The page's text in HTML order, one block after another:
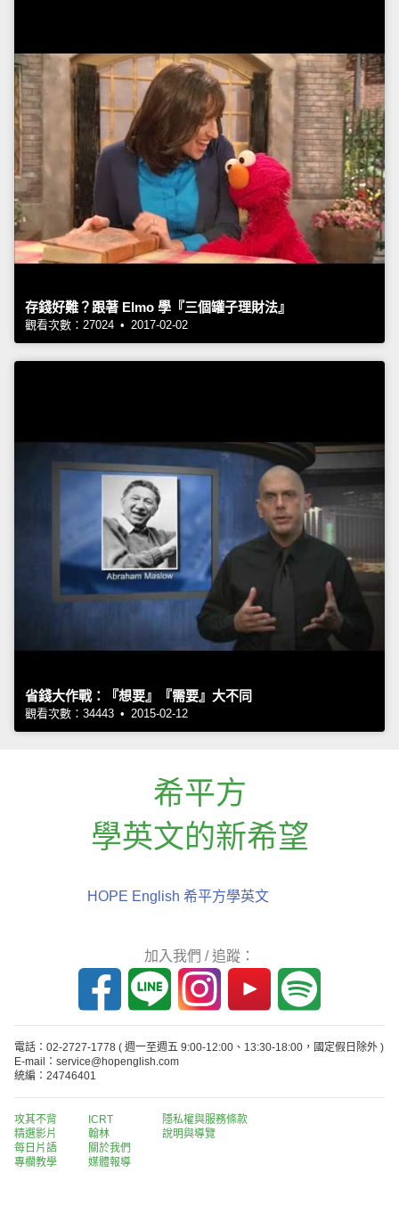
存錢好難？跟著 Elmo 學『三個罐子理財法』
觀看次數：27024 • 2017-02-02
省錢大作戰：『想要』『需要』大不同
觀看次數：34443 • 2015-02-12
希平方
學英文的新希望
HOPE English 希平方學英文
加入我們 / 追蹤：
電話：02-2727-1778 ( 週一至週五 9:00-12:00、13:30-18:00，國定假日除外 )
E-mail：service@hopenglish.com
統編：24746401
攻其不背
精選影片
每日片語
專欄教學
ICRT
翰林
關於我們
媒體報導
隱私權與服務條款
說明與導覽